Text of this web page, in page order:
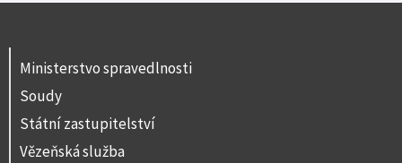
Ministerstvo spravedlnosti
Soudy
Státní zastupitelství
Vězeňská služba